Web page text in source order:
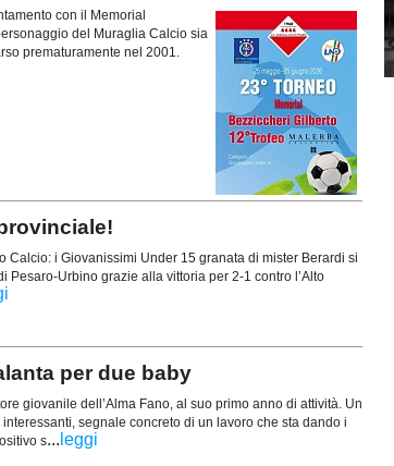
con il Memorial
del Muraglia Calcio sia
prematuramente nel 2001.
Calcio: i Giovanissimi Under 15 granata di mister Berardi si
Pesaro-Urbino grazie alla vittoria per 2-1 contro l’Alto
per due baby
giovanile dell’Alma Fano, al suo primo anno di attività. Un
segnale concreto di un lavoro che sta dando i
s... leggi